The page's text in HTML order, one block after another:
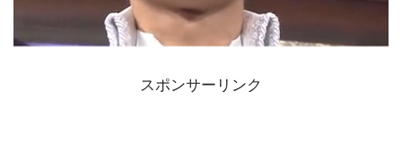
スポンサーリンク